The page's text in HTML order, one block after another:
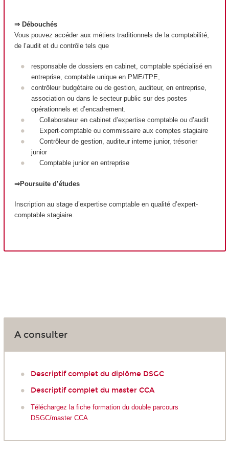
⇒ Débouchés
Vous pouvez accéder aux métiers traditionnels de la comptabilité,
de l’audit et du contrôle tels que
responsable de dossiers en cabinet, comptable spécialisé en
entreprise, comptable unique en PME/TPE,
contrôleur budgétaire ou de gestion, auditeur, en entreprise,
association ou dans le secteur public sur des postes
opérationnels et d’encadrement.
Collaborateur en cabinet d’expertise comptable ou d’audit
Expert-comptable ou commissaire aux comptes stagiaire
Contrôleur de gestion, auditeur interne junior, trésorier
junior
Comptable junior en entreprise
⇒Poursuite d’études
Inscription au stage d’expertise comptable en qualité d’expert-
comptable stagiaire.
A consulter
Descriptif complet du diplôme DSGC
Descriptif complet du master CCA
Téléchargez la fiche formation du double parcours
DSGC/master CCA